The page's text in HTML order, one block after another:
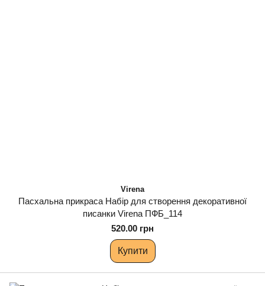
Virena
Пасхальна прикраса Набір для створення декоративної
писанки Virena ПФБ_114
520.00 грн
Купити